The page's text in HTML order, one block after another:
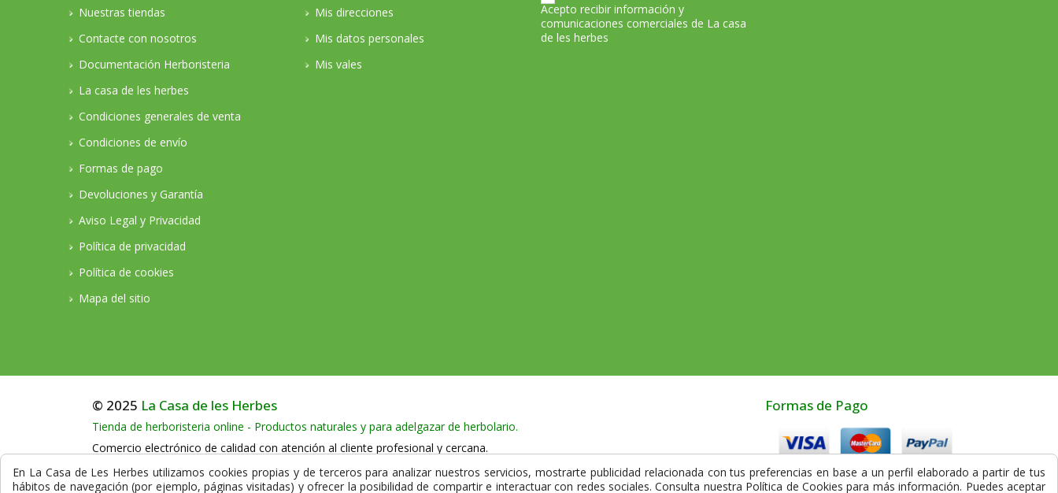
Nuestras tiendas
Contacte con nosotros
Documentación Herboristeria
La casa de les herbes
Condiciones generales de venta
Condiciones de envío
Formas de pago
Devoluciones y Garantía
Aviso Legal y Privacidad
Política de privacidad
Política de cookies
Mapa del sitio
Mis direcciones
Mis datos personales
Mis vales
Acepto recibir información y
comunicaciones comerciales de La casa
de les herbes
© 2025 La Casa de les Herbes
Tienda de herboristeria online - Productos naturales y para adelgazar de herbolario.
Comercio electrónico de calidad con atención al cliente profesional y cercana.
Formas de Pago
Compra Segura
En La Casa de Les Herbes utilizamos cookies propias y de terceros para analizar nuestros servicios, mostrarte publicidad relacionada con tus preferencias en base a un perfil elaborado a partir de tus
hábitos de navegación (por ejemplo, páginas visitadas) y ofrecer la posibilidad de compartir e interactuar con redes sociales. Consulta nuestra Política de Cookies para más información. Puedes aceptar